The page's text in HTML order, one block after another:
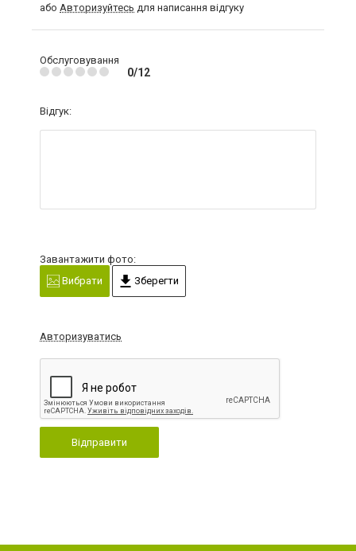
або Авторизуйтесь для написання відгуку
Обслуговування
0/12
Відгук:
Завантажити фото:
Вибрати
Зберегти
Авторизуватись
Відправити